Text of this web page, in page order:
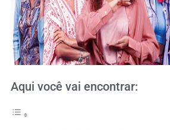
Aqui você vai encontrar: